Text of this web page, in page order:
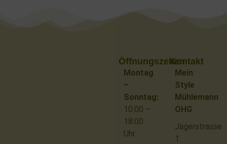
Kontakt
Mein
Style
Mühlemann
OHG
Jägerstrasse
1
Öffnungszeiten
Montag
–
Sonntag:
10:00 –
18:00
Uhr